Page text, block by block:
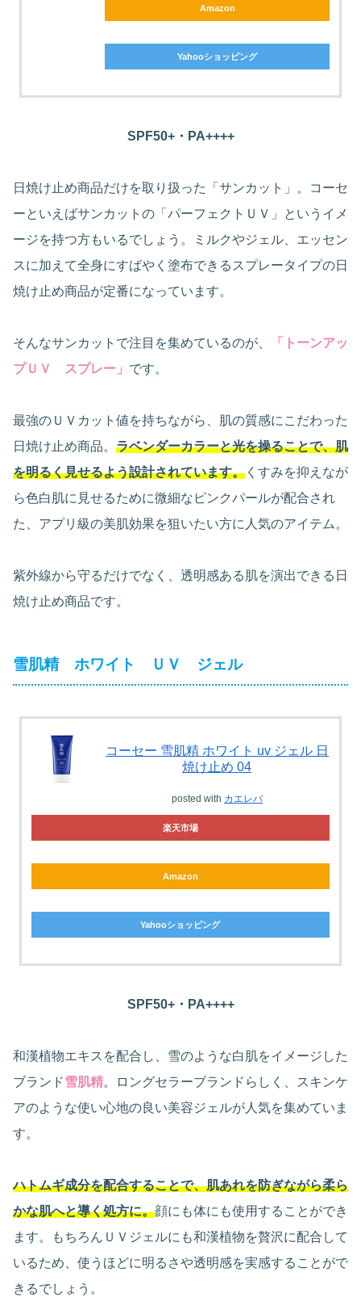
Amazon
Yahooショッピング
SPF50+・PA++++
日焼け止め商品だけを取り扱った「サンカット」。コーセ
ーといえばサンカットの「パーフェクトＵＶ」というイメ
ージを持つ方もいるでしょう。ミルクやジェル、エッセン
スに加えて全身にすばやく塗布できるスプレータイプの日
焼け止め商品が定番になっています。
そんなサンカットで注目を集めているのが、
「トーンアッ
プＵＶ スプレー」 です。
最強のＵＶカット値を持ちながら、肌の質感にこだわった
日焼け止め商品。 ラベンダーカラーと光を操ることで、肌
を明るく見せるよう設計されています。 くすみを抑えなが
ら色白肌に見せるために微細なピンクパールが配合され
た、アプリ級の美肌効果を狙いたい方に人気のアイテム。
紫外線から守るだけでなく、透明感ある肌を演出できる日
焼け止め商品です。
雪肌精 ホワイト ＵＶ ジェル
コーセー 雪肌精 ホワイト uv ジェル 日
焼け止め 04
posted with カエレバ
楽天市場
Amazon
Yahooショッピング
SPF50+・PA++++
和漢植物エキスを配合し、雪のような白肌をイメージした
ブランド雪肌精。ロングセラーブランドらしく、スキンケ
アのような使い心地の良い美容ジェルが人気を集めていま
す。
ハトムギ成分を配合することで、肌あれを防ぎながら柔ら
かな肌へと導く処方に。顔にも体にも使用することができ
ます。もちろんＵＶジェルにも和漢植物を贅沢に配合して
いるため、使うほどに明るさや透明感を実感することがで
きるでしょう。